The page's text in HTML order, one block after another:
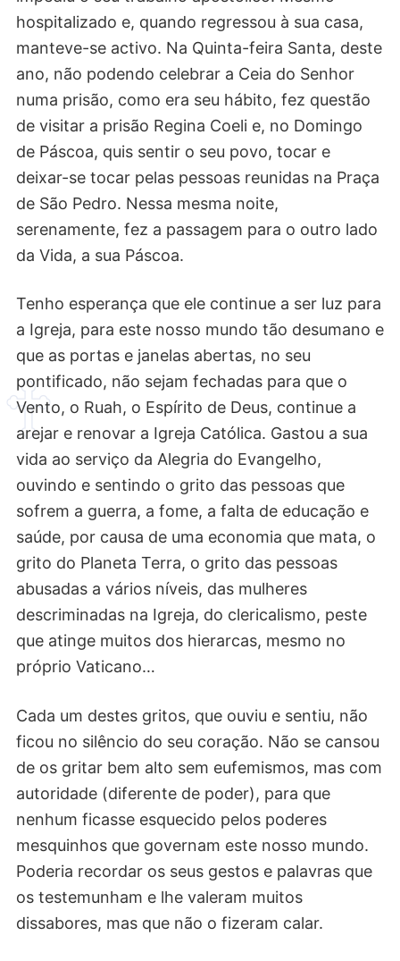
hospitalizado e, quando regressou à sua casa,
manteve-se activo. Na Quinta-feira Santa, deste
ano, não podendo celebrar a Ceia do Senhor
numa prisão, como era seu hábito, fez questão
de visitar a prisão Regina Coeli e, no Domingo
de Páscoa, quis sentir o seu povo, tocar e
deixar-se tocar pelas pessoas reunidas na Praça
de São Pedro. Nessa mesma noite,
serenamente, fez a passagem para o outro lado
da Vida, a sua Páscoa.
Tenho esperança que ele continue a ser luz para
a Igreja, para este nosso mundo tão desumano e
que as portas e janelas abertas, no seu
pontificado, não sejam fechadas para que o
Vento, o Ruah, o Espírito de Deus, continue a
arejar e renovar a Igreja Católica. Gastou a sua
vida ao serviço da Alegria do Evangelho,
ouvindo e sentindo o grito das pessoas que
sofrem a guerra, a fome, a falta de educação e
saúde, por causa de uma economia que mata, o
grito do Planeta Terra, o grito das pessoas
abusadas a vários níveis, das mulheres
descriminadas na Igreja, do clericalismo, peste
que atinge muitos dos hierarcas, mesmo no
próprio Vaticano…
Cada um destes gritos, que ouviu e sentiu, não
ficou no silêncio do seu coração. Não se cansou
de os gritar bem alto sem eufemismos, mas com
autoridade (diferente de poder), para que
nenhum ficasse esquecido pelos poderes
mesquinhos que governam este nosso mundo.
Poderia recordar os seus gestos e palavras que
os testemunham e lhe valeram muitos
dissabores, mas que não o fizeram calar.